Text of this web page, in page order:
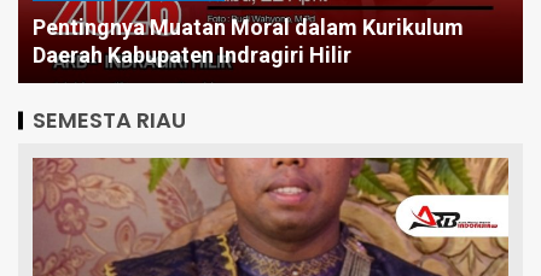
Tetap Stagnan Butuh Berapa Periode Demi
Infrastruktur Merata?
SEMESTA RIAU